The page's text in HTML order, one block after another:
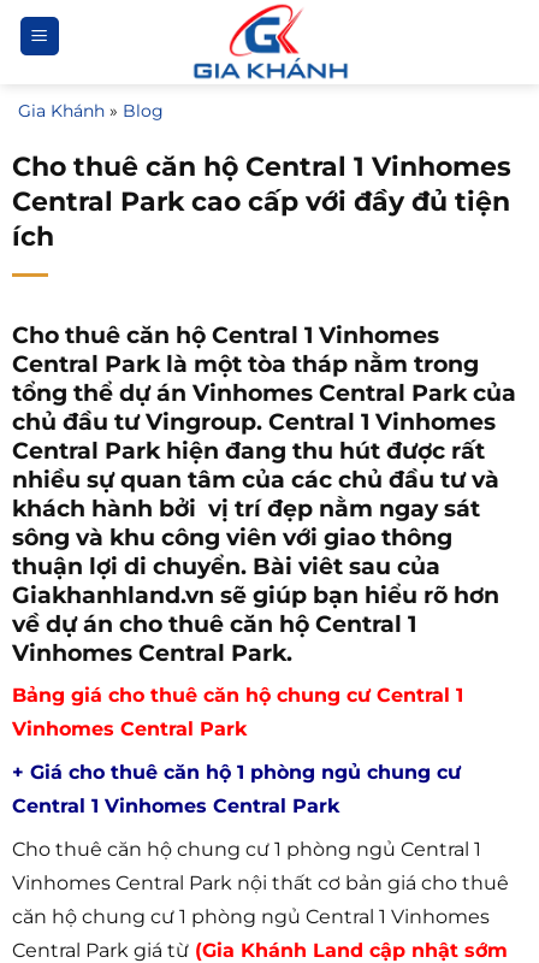
Bỏ
qua
dung
Gia Khánh » Blog
Cho thuê căn hộ Central 1 Vinhomes
Central Park cao cấp với đầy đủ tiện
ích
Cho thuê căn hộ Central 1 Vinhomes
Central Park là một tòa tháp nằm trong
tổng thể dự án Vinhomes Central Park của
chủ đầu tư Vingroup. Central 1 Vinhomes
Central Park hiện đang thu hút được rất
nhiều sự quan tâm của các chủ đầu tư và
khách hành bởi vị trí đẹp nằm ngay sát
sông và khu công viên với giao thông
thuận lợi di chuyển. Bài viêt sau của
Giakhanhland.vn sẽ giúp bạn hiểu rõ hơn
về dự án cho thuê căn hộ Central 1
Vinhomes Central Park.
Bảng giá cho thuê căn hộ chung cư Central 1
Vinhomes Central Park
+ Giá cho thuê căn hộ 1 phòng ngủ chung cư
Central 1 Vinhomes Central Park
Cho thuê căn hộ chung cư 1 phòng ngủ Central 1
Vinhomes Central Park nội thất cơ bản giá cho thuê
căn hộ chung cư 1 phòng ngủ Central 1 Vinhomes
Central Park giá từ (Gia Khánh Land cập nhật sớm